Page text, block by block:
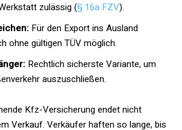
zulässig (§ 16a FZV).
Für den Export ins Ausland
ohne gültigen TÜV möglich.
Rechtlich sicherste Variante, um
auszuschließen.
Kfz-Versicherung endet nicht
Verkauf. Verkäufer haften so lange, bis